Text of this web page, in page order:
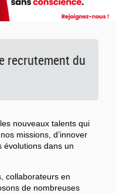
recrutement du
nouveaux talents qui
missions, d’innover
évolutions dans un
collaborateurs en
de nombreuses